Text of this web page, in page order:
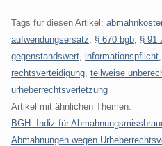
Tags für diesen Artikel:
aufwendungsersatz
§ 670 bgb § 91
gegenstandswert informationspflicht
rechtsverteidigung teilweise
urheberrechtsverletzung
Artikel mit ähnlichen Themen:
BGH: Indiz für
Abmahnungen wegen